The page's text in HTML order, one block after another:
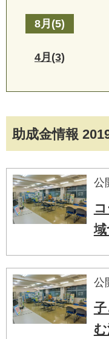
助成金情報
公
公
8月(5)
4月(3)